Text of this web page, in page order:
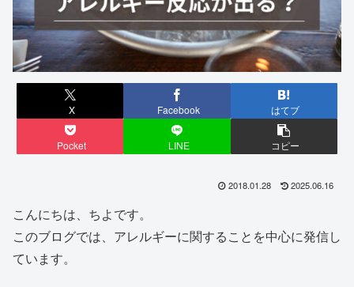
X Facebook はてブ
Pocket LINE コピー
2018.01.28 2025.06.16
こんにちは、ちよです。
このブログでは、アレルギーに関することを中心に発信し
ています。